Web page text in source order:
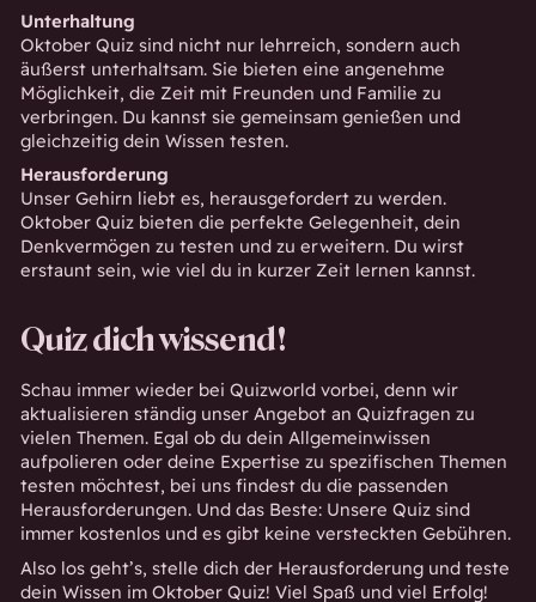
Unterhaltung
Oktober Quiz sind nicht nur lehrreich, sondern auch
äußerst unterhaltsam. Sie bieten eine angenehme
Möglichkeit, die Zeit mit Freunden und Familie zu
verbringen. Du kannst sie gemeinsam genießen und
gleichzeitig dein Wissen testen.
Herausforderung
Unser Gehirn liebt es, herausgefordert zu werden.
Oktober Quiz bieten die perfekte Gelegenheit, dein
Denkvermögen zu testen und zu erweitern. Du wirst
erstaunt sein, wie viel du in kurzer Zeit lernen kannst.
Quiz dich wissend!
Schau immer wieder bei Quizworld vorbei, denn wir
aktualisieren ständig unser Angebot an Quizfragen zu
vielen Themen. Egal ob du dein Allgemeinwissen
aufpolieren oder deine Expertise zu spezifischen Themen
testen möchtest, bei uns findest du die passenden
Herausforderungen. Und das Beste: Unsere Quiz sind
immer kostenlos und es gibt keine versteckten Gebühren.
Also los geht’s, stelle dich der Herausforderung und teste
dein Wissen im Oktober Quiz! Viel Spaß und viel Erfolg!